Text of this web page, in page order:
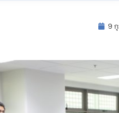
9